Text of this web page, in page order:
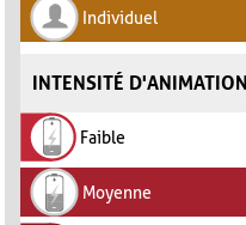
Individuel
INTENSITÉ D'ANIMATION
Faible
Moyenne